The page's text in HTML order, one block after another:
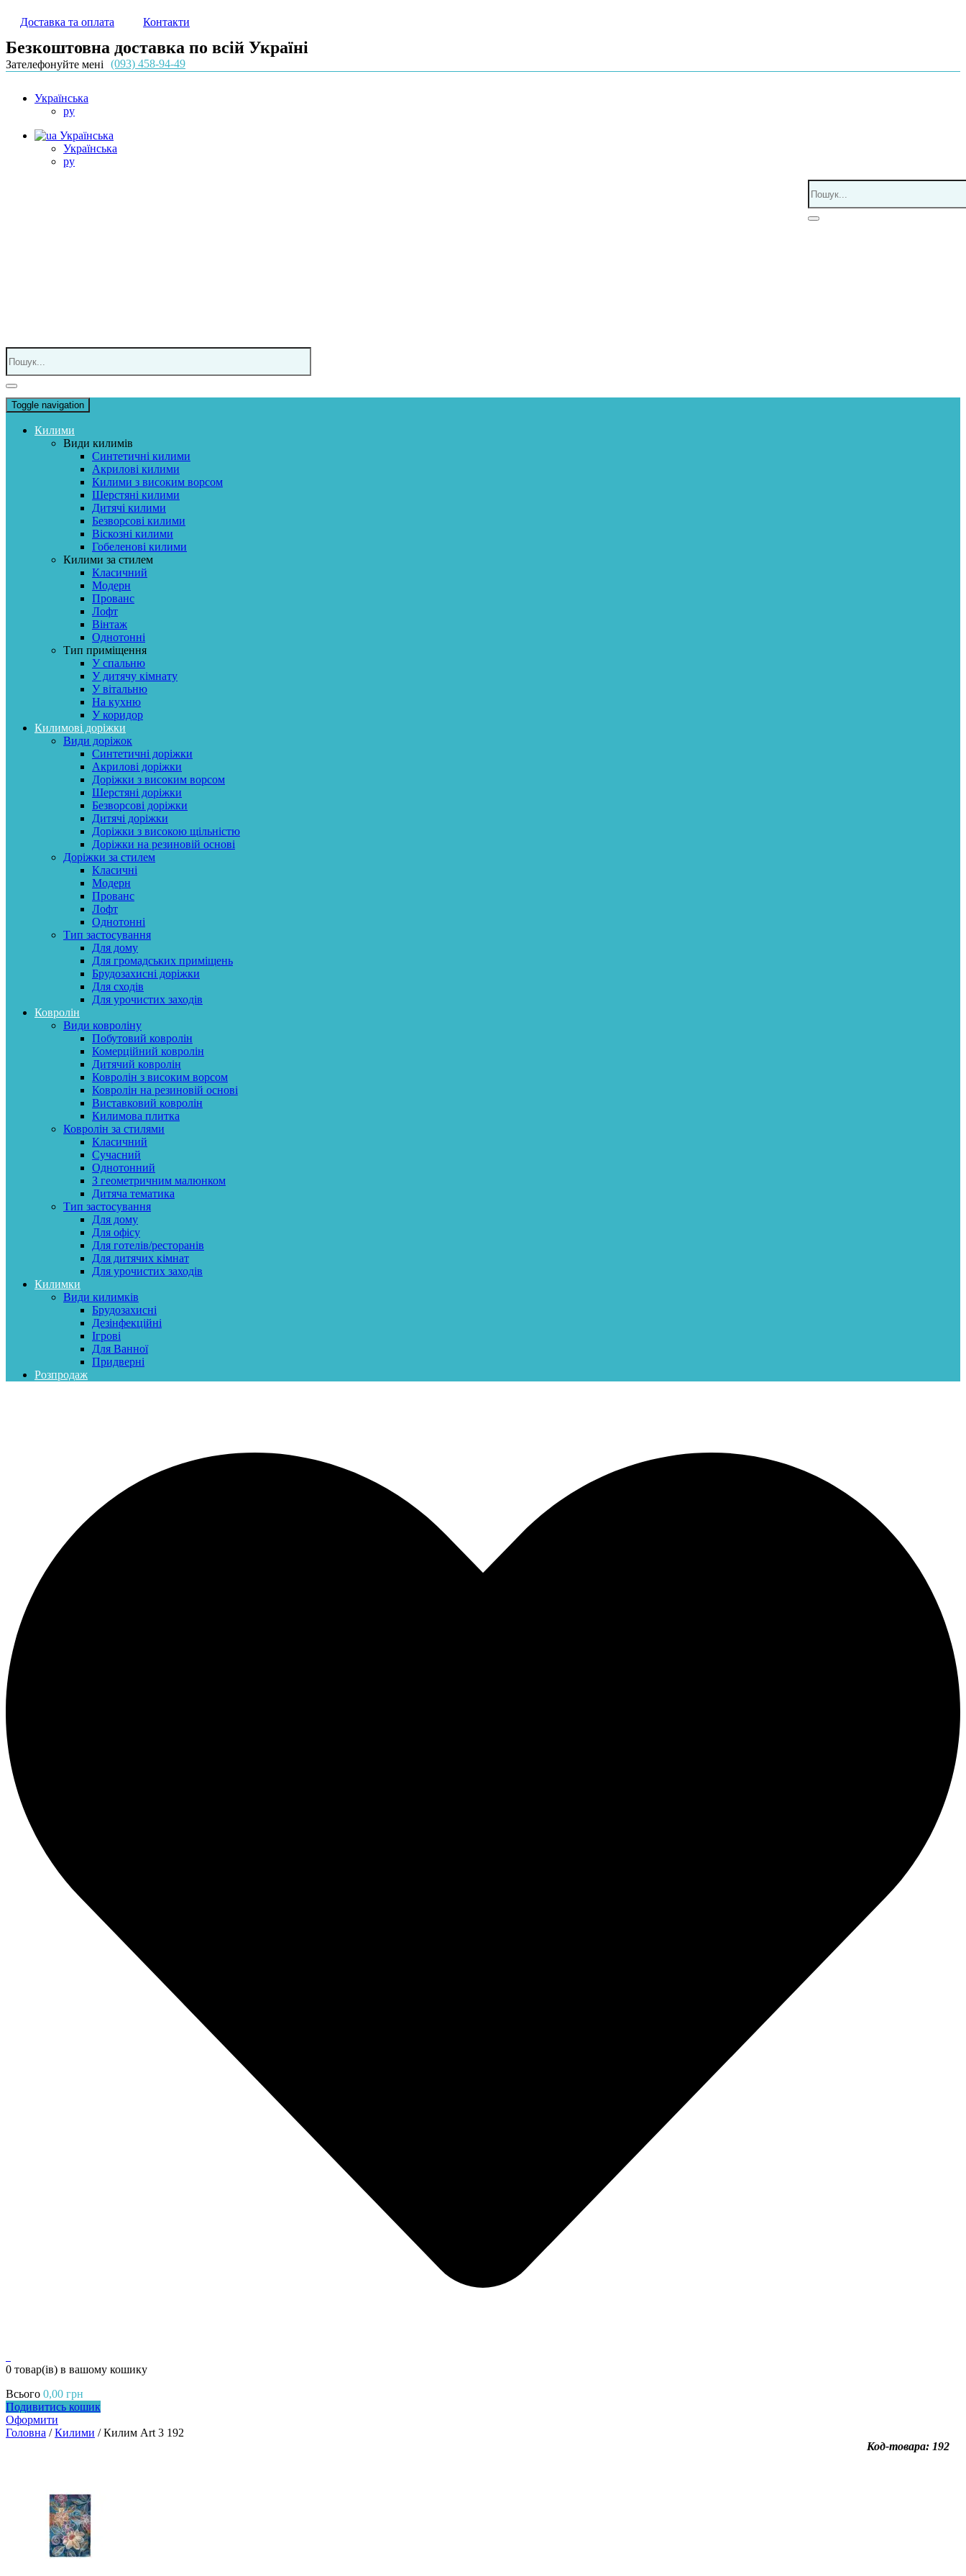
Доставка та оплата Контакти
Безкоштовна доставка по всій Україні
Зателефонуйте мені (093) 458-94-49
Українська
ру
Українська
Українська
ру
Toggle navigation
Килими
Види килимів
Синтетичні килими
Акрилові килими
Килими з високим ворсом
Шерстяні килими
Дитячі килими
Безворсові килими
Віскозні килими
Гобеленові килими
Килими за стилем
Класичний
Модерн
Прованс
Лофт
Вінтаж
Однотонні
Тип приміщення
У спальню
У дитячу кімнату
У вітальню
На кухню
У коридор
Килимові доріжки
Види доріжок
Синтетичні доріжки
Акрилові доріжки
Доріжки з високим ворсом
Шерстяні доріжки
Безворсові доріжки
Дитячі доріжки
Доріжки з високою щільністю
Доріжки на резиновій основі
Доріжки за стилем
Класичні
Модерн
Прованс
Лофт
Однотонні
Тип застосування
Для дому
Для громадських приміщень
Брудозахисні доріжки
Для сходів
Для урочистих заходів
Ковролін
Види ковроліну
Побутовий ковролін
Комерційний ковролін
Дитячий ковролін
Ковролін з високим ворсом
Ковролін на резиновій основі
Виставковий ковролін
Килимова плитка
Ковролін за стилями
Класичний
Сучасний
Однотонний
З геометричним малюнком
Дитяча тематика
Тип застосування
Для дому
Для офісу
Для готелів/ресторанів
Для дитячих кімнат
Для урочистих заходів
Килимки
Види килимків
Брудозахисні
Дезінфекційні
Ігрові
Для Ванної
Придверні
Розпродаж
0 товар(ів) в вашому кошику
Всього 0,00 грн
Подивитись кошик
Оформити
Головна /Килими / Килим Art 3 192
Код-товара: 192